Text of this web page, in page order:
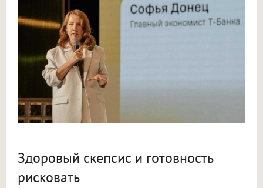
Здоровый скепсис и готовность
рисковать